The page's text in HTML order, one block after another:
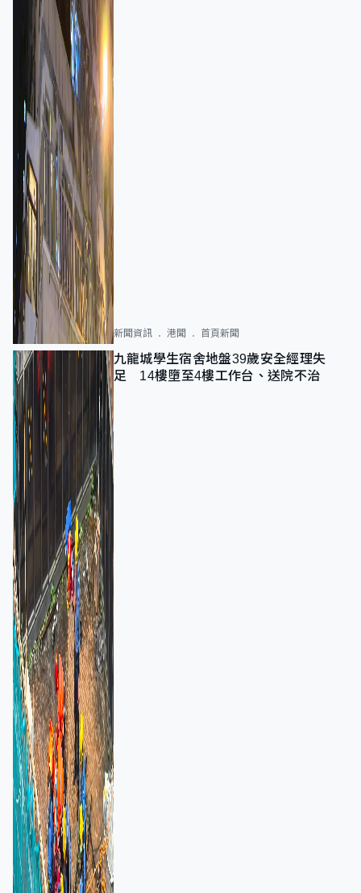
新聞資訊 港聞 首頁新聞
九龍城學生宿舍地盤39歲安全經理失
足 14樓墮至4樓工作台、送院不治